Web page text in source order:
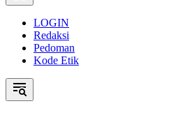
LOGIN
Redaksi
Pedoman
Kode Etik